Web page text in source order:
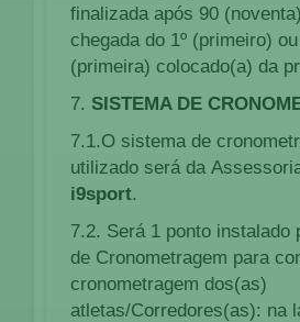
finalizada após 90
chegada do 1º (primeiro) ou
(primeira) colocado(a) da
7. SISTEMA DE
7.1.O sistema de
utilizado será da
i9sport.
7.2. Será 1 ponto instalado
de Cronometragem para
cronometragem dos(as)
atletas/Corredores(as): na